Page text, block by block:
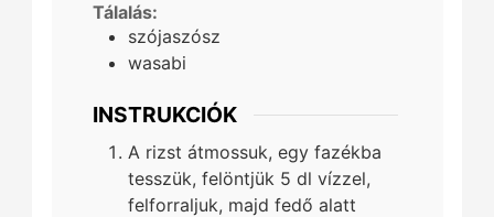
Tálalás:
szójaszósz
wasabi
INSTRUKCIÓK
A rizst átmossuk, egy fazékba
tesszük, felöntjük 5 dl vízzel,
felforraljuk, majd fedő alatt